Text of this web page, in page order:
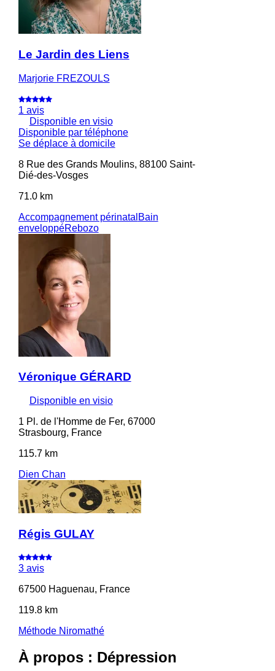
Le Jardin des Liens
Marjorie FREZOULS
1 avis
Disponible en visio
Disponible par téléphone
Se déplace à domicile
8 Rue des Grands Moulins, 88100 Saint-
Dié-des-Vosges
71.0 km
Accompagnement périnatal Bain
enveloppéRebozo
Véronique GÉRARD
Disponible en visio
1 Pl. de l'Homme de Fer, 67000
Strasbourg, France
115.7 km
Dien Chan
Régis GULAY
3 avis
67500 Haguenau, France
119.8 km
Méthode Niromathé
À propos : Dépression